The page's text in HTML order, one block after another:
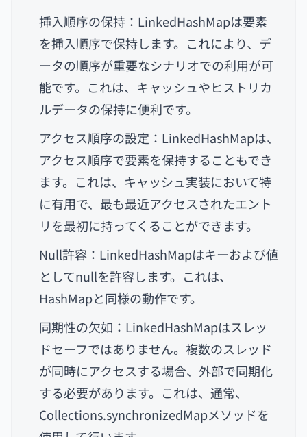
挿入順序の保持：LinkedHashMapは要素
を挿入順序で保持します。これにより、デ
ータの順序が重要なシナリオでの利用が可
能です。これは、キャッシュやヒストリカ
ルデータの保持に便利です。
アクセス順序の設定：LinkedHashMapは、
アクセス順序で要素を保持することもでき
ます。これは、キャッシュ実装において特
に有用で、最も最近アクセスされたエント
リを最初に持ってくることができます。
Null許容：LinkedHashMapはキーおよび値
としてnullを許容します。これは、
HashMapと同様の動作です。
同期性の欠如：LinkedHashMapはスレッ
ドセーフではありません。複数のスレッド
が同時にアクセスする場合、外部で同期化
する必要があります。これは、通常、
Collections.synchronizedMapメソッドを